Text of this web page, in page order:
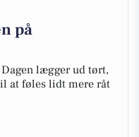
på
lægger ud tørt,
at føles lidt mere råt